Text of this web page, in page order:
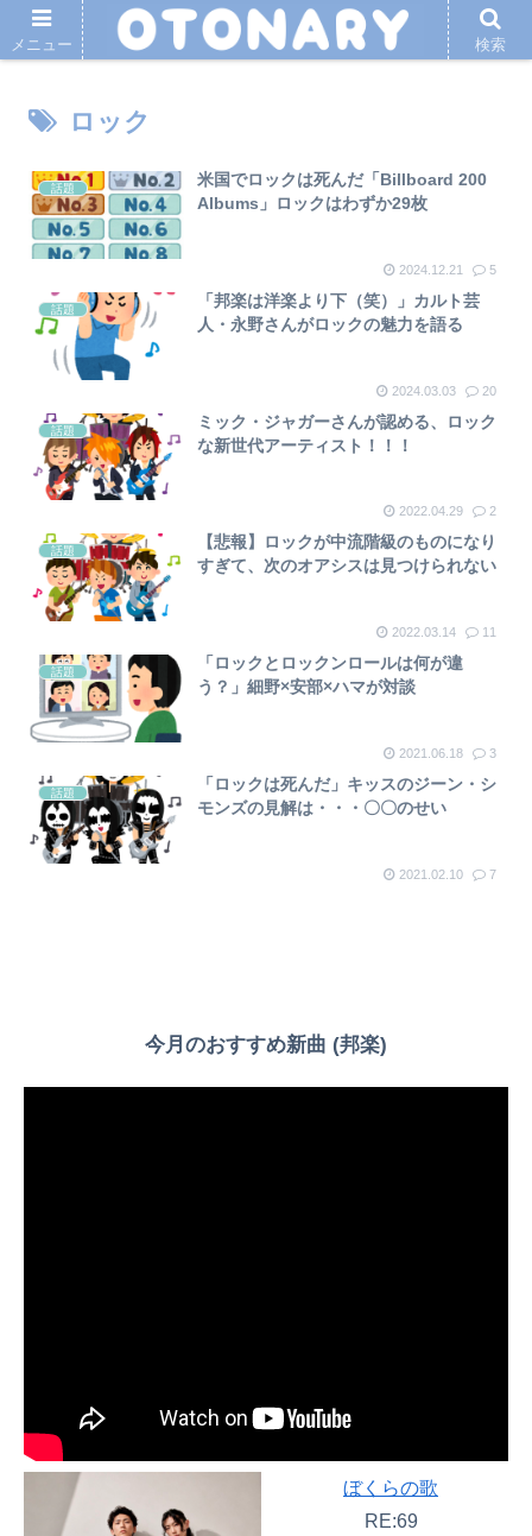
ロック
話題
米国でロックは死んだ「Billboard 200
Albums」ロックはわずか29枚
2024.12.21 5
話題
「邦楽は洋楽より下（笑）」カルト芸
人・永野さんがロックの魅力を語る
2024.03.03 20
話題
ミック・ジャガーさんが認める、ロック
な新世代アーティスト！！！
2022.04.29 2
話題
【悲報】ロックが中流階級のものになり
すぎて、次のオアシスは見つけられない
2022.03.14 11
話題
「ロックとロックンロールは何が違
う？」細野×安部×ハマが対談
2021.06.18 3
話題
「ロックは死んだ」キッスのジーン・シ
モンズの見解は・・・〇〇のせい
2021.02.10 7
今月のおすすめ新曲 (邦楽)
ぼくらの歌
RE:69
メニュー 検索